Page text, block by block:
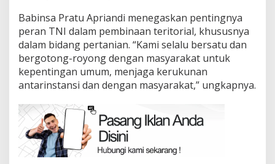
Babinsa Pratu Apriandi menegaskan pentingnya
peran TNI dalam pembinaan teritorial, khususnya
dalam bidang pertanian. “Kami selalu bersatu dan
bergotong-royong dengan masyarakat untuk
kepentingan umum, menjaga kerukunan
antarinstansi dan dengan masyarakat,” ungkapnya.